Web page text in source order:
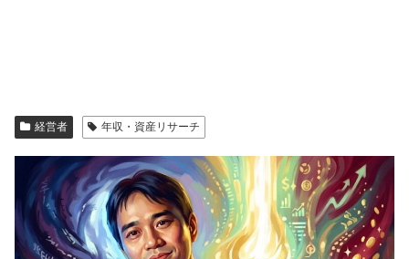
経営者 年収・資産リサーチ